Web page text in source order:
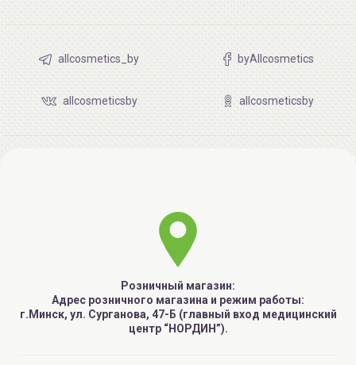
allcosmetics_by byAllcosmetics
allcosmeticsby allcosmeticsby
Розничный магазин:
Адрес розничного магазина и режим работы:
г.Минск, ул. Сурганова, 47-Б (главный вход медицинский
центр “НОРДИН”).